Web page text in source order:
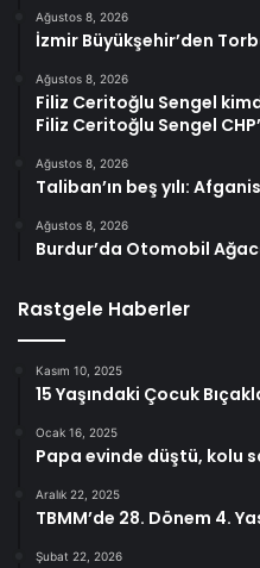
Ağustos 8, 2026
İzmir Büyükşehir’den
Ağustos 8, 2026
Filiz Ceritoğlu Sengel
Filiz Ceritoğlu Sengel
Ağustos 8, 2026
Taliban’ın beş yılı:
Ağustos 8, 2026
Burdur’da Otomobil
Rastgele Haberler
Kasım 10, 2025
15 Yaşındaki Çocuk
Ocak 16, 2025
Papa evinde düştü, kolu
Aralık 22, 2025
TBMM’de 28. Dönem 4.
Şubat 22, 2026